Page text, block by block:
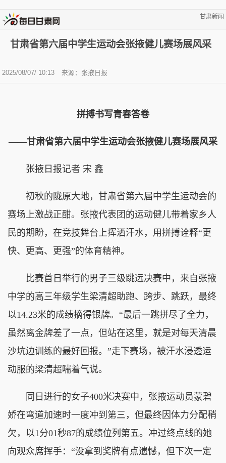
甘肃新闻
甘肃省第六届中学生运动会张掖健儿赛场展风采
2025/08/07/ 10:13 来源：张掖日报
拼搏书写青春答卷
——甘肃省第六届中学生运动会张掖健儿赛场展风采
张掖日报记者 宋 鑫
初秋的陇原大地，甘肃省第六届中学生运动会的
赛场上激战正酣。张掖代表团的运动健儿带着家乡人
民的期盼，在竞技舞台上挥洒汗水，用拼搏诠释“更
快、更高、更强”的体育精神。
比赛首日举行的男子三级跳远决赛中，来自张掖
中学的高三年级学生梁清超助跑、跨步、跳跃，最终
以14.23米的成绩摘得银牌。“最后一跳拼尽了全力，
虽然离金牌差了一点，但站在这里，就是对每天清晨
沙坑边训练的最好回报。”走下赛场，被汗水浸透运
动服的梁清超喘着气说。
同日进行的女子400米决赛中，张掖运动员蒙碧
娇在弯道加速时一度冲到第三，但最终因体力分配稍
欠，以1分01秒87的成绩位列第五。冲过终点线的她
向观众席挥手：“没拿到奖牌有点遗憾，但下次一定